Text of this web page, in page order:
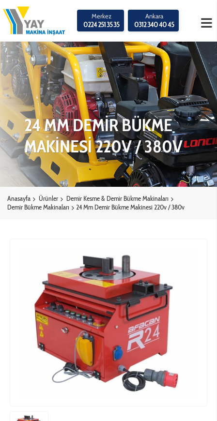
Merkez
0224 251 35 35
Ankara
0312 340 40 45
24 MM DEMİR BÜKME
MAKİNESİ 220V / 380V
Anasayfa Ürünler
Demir Kesme & Demir Bükme Makinaları
Demir Bükme Makinaları
24 Mm Demir Bükme Makinesi 220v / 380v